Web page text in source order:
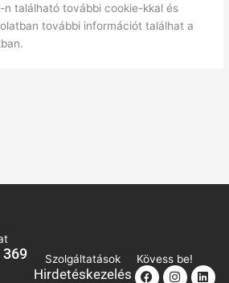
n található további cookie-kkal és
további információt találhat a
369
Szolgáltatások
Hirdetéskezelés
Kövess be!
Facebook